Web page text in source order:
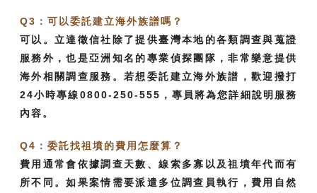
Q3：可以委託建立海外族譜嗎？
可以。立達徵信社除了提供臺灣本地的各類調查與蒐證
服務外，也是亞洲知名的專業偵探團隊，非常樂意提供
海外相關調查服務。若想委託建立海外族譜，歡迎撥打
24小時專線0800-250-555，專員將為您詳細說明服務
內容。
Q4：委託找祖墳的費用怎麼算？
費用通常會依據調查天數、線索多寡以及祖墳年代而有
所不同。如果案情需要派遣多位調查員執行，費用自然